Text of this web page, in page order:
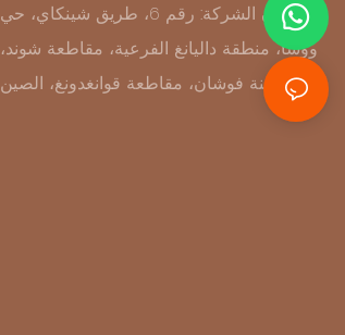
عنوان الشركة: رقم 6، طريق شينكاي، حي
ووشا، منطقة داليانغ الفرعية، مقاطعة شوند،
مدينة فوشان، مقاطعة قوانغدونغ، الصين